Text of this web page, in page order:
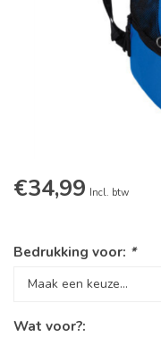
€34,99 Incl. btw
Bedrukking voor: *
Wat voor?: